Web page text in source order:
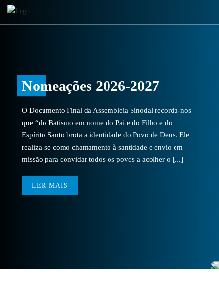
Nomeações 2026-2027
O Documento Final da Assembleia Sinodal recorda-nos
que “do Batismo em nome do Pai e do Filho e do
Espírito Santo brota a identidade do Povo de Deus. Ele
realiza-se como chamamento à santidade e envio em
missão para convidar todos os povos a acolher o [...]
LER MAIS